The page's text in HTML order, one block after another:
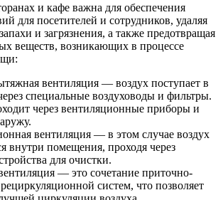
и кафе важна для обеспечения
для посетителей и сотрудников, удаляя
и загрязнения, а также предотвращая
веществ, возникающих в процессе
вентиляция — воздух поступает в
специальные воздуховоды и фильтры.
через вентиляционные приборы и
вентиляция — в этом случае воздух
внутри помещения, проходя через
для очистки.
— это сочетание приточно-
систем, что позволяет